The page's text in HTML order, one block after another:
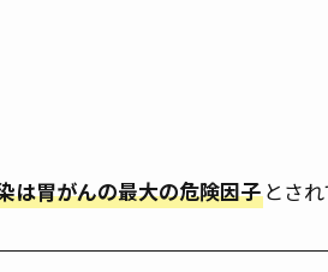
は胃がんの最大の危険因子 とされ